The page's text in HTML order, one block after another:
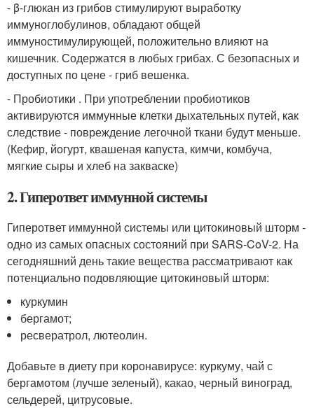
- β-глюкан из грибов стимулируют выработку
иммуноглобулинов, обладают общей
иммуностимулирующей, положительно влияют на
кишечник. Содержатся в любых грибах. С безопасных и
доступных по цене - гриб вешенка.
- Пробиотики . При употреблении пробиотиков
активируются иммунные клетки дыхательных путей, как
следствие - повреждение легочной ткани будут меньше.
(Кефир, йогурт, квашеная капуста, кимчи, комбуча,
мягкие сыры и хлеб на закваске)
2. Гиперответ иммунной системы
Гиперответ иммунной системы или цитокиновый шторм -
одно из самых опасных состояний при SARS-CoV-2. На
сегодняшний день такие вещества рассматривают как
потенциально подовляющие цитокиновый шторм:
куркумин
бергамот;
ресвератрол, лютеолин.
Добавьте в диету при коронавирусе: куркуму, чай с
бергамотом (лучше зеленый), какао, черный виноград,
сельдерей, цитрусовые.